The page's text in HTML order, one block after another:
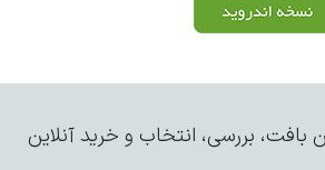
بافت، بررسی، انتخاب و خرید آنلاین